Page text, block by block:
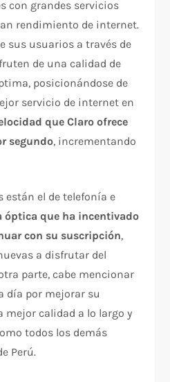
con grandes servicios
rendimiento de internet.
sus usuarios a través de
de una calidad de
posicionándose de
servicio de internet en
que Claro ofrece
segundo, incrementando
están el de telefonía e
óptica que ha incentivado
con su suscripción,
a disfrutar del
parte, cabe mencionar
día por mejorar su
mejor calidad a lo largo y
todos los demás
Perú.